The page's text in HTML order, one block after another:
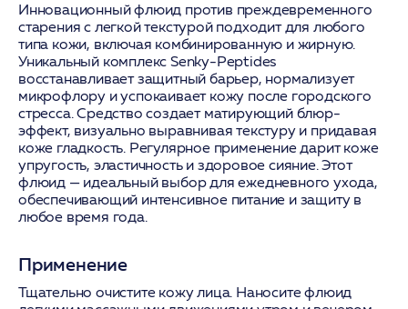
Инновационный флюид против преждевременного
старения с легкой текстурой подходит для любого
типа кожи, включая комбинированную и жирную.
Уникальный комплекс Senky-Peptides
восстанавливает защитный барьер, нормализует
микрофлору и успокаивает кожу после городского
стресса. Средство создает матирующий блюр-
эффект, визуально выравнивая текстуру и придавая
коже гладкость. Регулярное применение дарит коже
упругость, эластичность и здоровое сияние. Этот
флюид — идеальный выбор для ежедневного ухода,
обеспечивающий интенсивное питание и защиту в
любое время года.
Применение
Тщательно очистите кожу лица. Наносите флюид